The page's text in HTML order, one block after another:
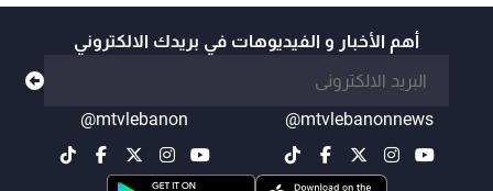
أهم الأخبار و الفيديوهات في بريدك الالكتروني
@mtvlebanonnews
@mtvlebanon